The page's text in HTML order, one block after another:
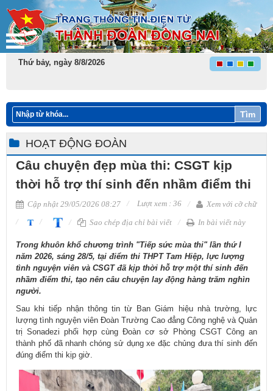
Thứ bảy, ngày 8/8/2026
Tìm
HOẠT ĐỘNG ĐOÀN
Câu chuyện đẹp mùa thi: CSGT kịp
thời hỗ trợ thí sinh đến nhầm điểm thi
Cập nhật 29/05/2026 08:27 Lượt xem : 36
Xem với cỡ chữ
Sao chép địa chỉ bài viết
In bài viết này
Trong khuôn khổ chương trình "Tiếp sức mùa thi" lần thứ I
năm 2026, sáng 28/5, tại điểm thi THPT Tam Hiệp, lực lượng
tình nguyện viên và CSGT đã kịp thời hỗ trợ một thí sinh đến
nhầm điểm thi, tạo nên câu chuyện lay động hàng trăm nghìn
người.
Sau khi tiếp nhận thông tin từ Ban Giám hiệu nhà trường, lực
lượng tình nguyện viên Đoàn Trường Cao đẳng Công nghệ và Quản
trị Sonadezi phối hợp cùng Đoàn cơ sở Phòng CSGT Công an
thành phố đã nhanh chóng sử dụng xe đặc chủng đưa thí sinh đến
đúng điểm thi kịp giờ.